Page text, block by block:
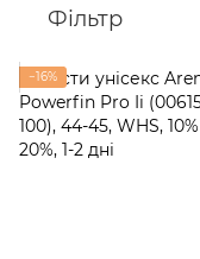
Фільтр
−16%